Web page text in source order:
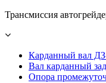
Трансмиссия
Карданный вал
Вал карданный
Опора